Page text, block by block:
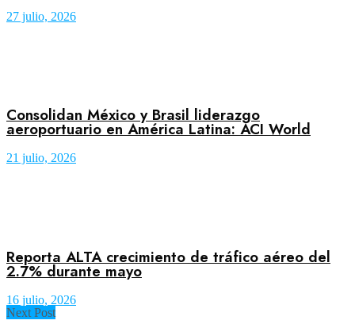
27 julio, 2026
Consolidan México y Brasil liderazgo
aeroportuario en América Latina: ACI World
21 julio, 2026
Reporta ALTA crecimiento de tráfico aéreo del
2.7% durante mayo
16 julio, 2026
Next Post